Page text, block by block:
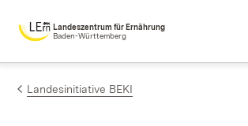
Zum Inhalt springen
Landeszentrum für Ernährung
Baden-Württemberg
Landesinitiative BEKI